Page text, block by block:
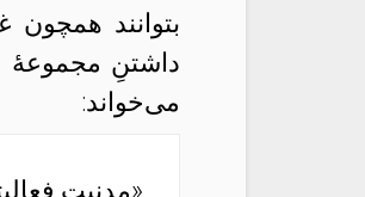
بتوانند همچون
داشتنِ مجموعهٔ
می‌خواند:
«مدنیت